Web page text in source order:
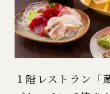
１階レストラン「